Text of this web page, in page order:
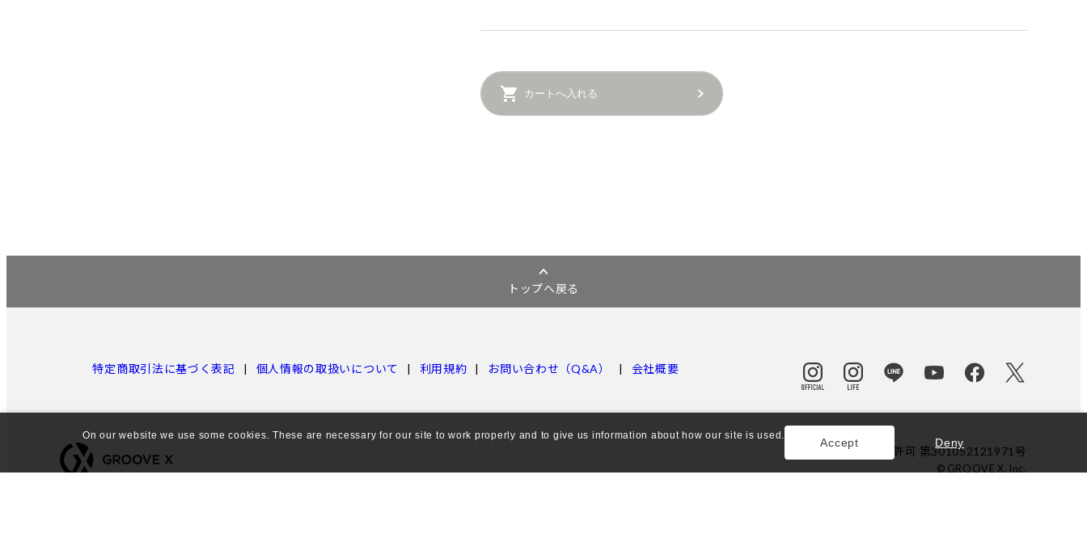
カートへ入れる
トップへ戻る
特定商取引法に基づく表記 個人情報の取扱いについて 利用規約 お問い合わせ（Q&A） 会社概要
東京都公安委員会許可 第301052121971号
© GROOVE X, Inc.
On our website we use some cookies. These are necessary for our site to work properly and to give us information about how our site is used.
Deny
Accept